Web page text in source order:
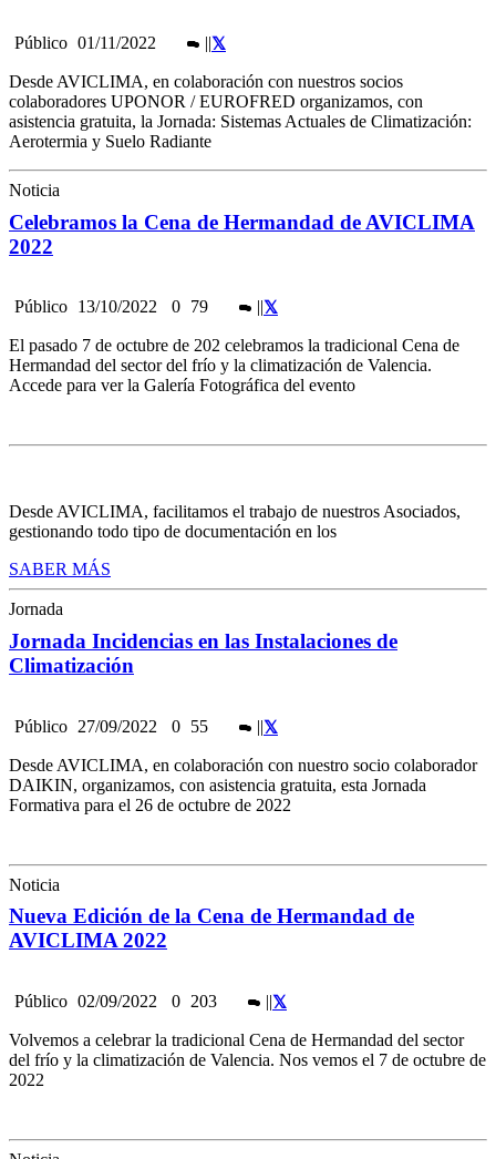
Público 01/11/2022 ||
Desde AVICLIMA, en colaboración con nuestros socios
colaboradores UPONOR / EUROFRED organizamos, con
asistencia gratuita, la Jornada: Sistemas Actuales de Climatización:
Aerotermia y Suelo Radiante
Noticia
Celebramos la Cena de Hermandad de AVICLIMA
2022
Público 13/10/2022 0 79 ||
El pasado 7 de octubre de 202 celebramos la tradicional Cena de
Hermandad del sector del frío y la climatización de Valencia.
Accede para ver la Galería Fotográfica del evento
Desde AVICLIMA, facilitamos el trabajo de nuestros Asociados,
gestionando todo tipo de documentación en los
SABER MÁS
Jornada
Jornada Incidencias en las Instalaciones de
Climatización
Público 27/09/2022 0 55 ||
Desde AVICLIMA, en colaboración con nuestro socio colaborador
DAIKIN, organizamos, con asistencia gratuita, esta Jornada
Formativa para el 26 de octubre de 2022
Noticia
Nueva Edición de la Cena de Hermandad de
AVICLIMA 2022
Público 02/09/2022 0 203 ||
Volvemos a celebrar la tradicional Cena de Hermandad del sector
del frío y la climatización de Valencia. Nos vemos el 7 de octubre de
2022